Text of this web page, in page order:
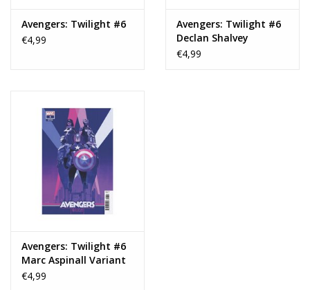
Avengers: Twilight #6
€4,99
Avengers: Twilight #6
Declan Shalvey
Lightning Bolt Variant
€4,99
Avengers: Twilight #6
Marc Aspinall Variant
€4,99